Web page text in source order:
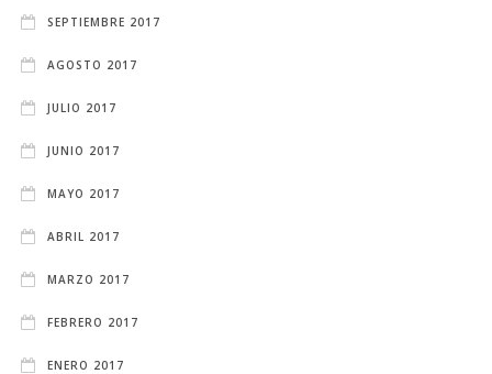
SEPTIEMBRE 2017
AGOSTO 2017
JULIO 2017
JUNIO 2017
MAYO 2017
ABRIL 2017
MARZO 2017
FEBRERO 2017
ENERO 2017